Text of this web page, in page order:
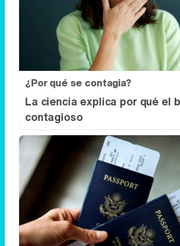
¿Por qué se contagia?
La ciencia explica por qué el
contagioso